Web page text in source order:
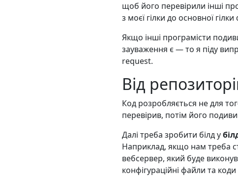
щоб його перевірили інші
з моєї гілки до основної гілки
Якщо інші програмісти
зауваження є — то я піду
request.
Від
Код розробляється не для
перевірив, потім його
Далі треба зробити білд у
Наприклад, якщо нам треба
вебсервер, який буде
конфігураційні файли та